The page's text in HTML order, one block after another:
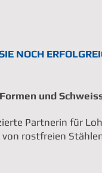
NOCH
und
Partnerin für
rostfreien